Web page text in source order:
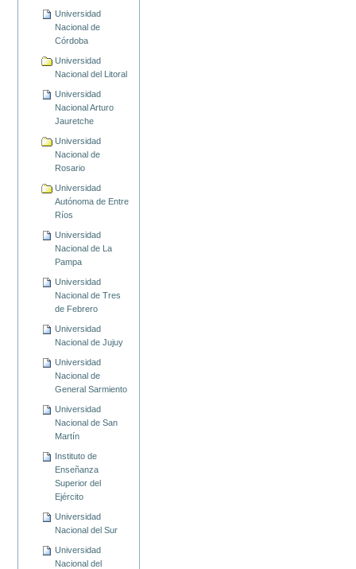
Universidad
Nacional de
Córdoba
Universidad
Nacional del Litoral
Universidad
Nacional Arturo
Jauretche
Universidad
Nacional de
Rosario
Universidad
Autónoma de Entre
Ríos
Universidad
Nacional de La
Pampa
Universidad
Nacional de Tres
de Febrero
Universidad
Nacional de Jujuy
Universidad
Nacional de
General Sarmiento
Universidad
Nacional de San
Martín
Instituto de
Enseñanza
Superior del
Ejército
Universidad
Nacional del Sur
Universidad
Nacional del